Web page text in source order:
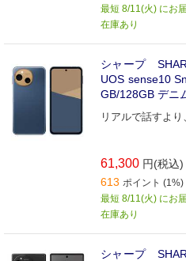
最短 8/11(火) にお
在庫あり
シャープ
UOS sense10
GB/128GB デニ
リアルで話すより
61,300 円(税込)
613 ポイント (1%)
最短 8/11(火) にお
在庫あり
シャープ